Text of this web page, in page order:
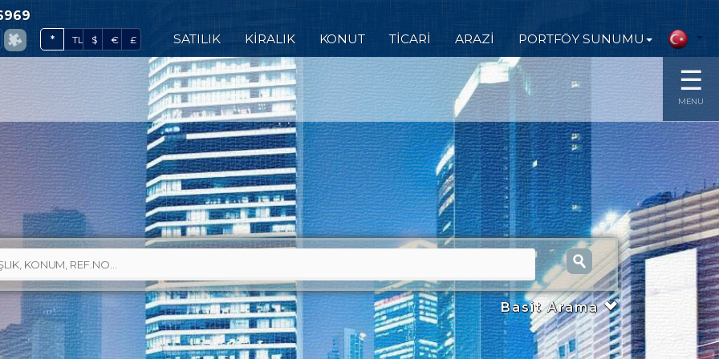
* TL $ € £ SATILIK KİRALIK KONUT TİCARİ ARAZİ PORTFÖY SUNUMU
☰
MENU
Basit Arama